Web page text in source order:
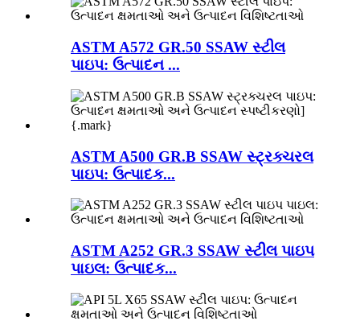
ASTM A572 GR.50 SSAW સ્ટીલ
પાઇપ: ઉત્પાદન ...
ASTM A500 GR.B SSAW સ્ટ્રક્ચરલ
પાઇપ: ઉત્પાદક...
ASTM A252 GR.3 SSAW સ્ટીલ પાઇપ
પાઇલ: ઉત્પાદક...